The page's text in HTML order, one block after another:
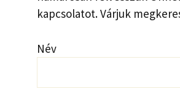
kapcsolatot. Várjuk
Név